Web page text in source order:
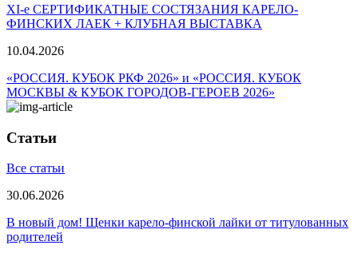
ХI-е СЕРТИФИКАТНЫЕ СОСТЯЗАНИЯ КАРЕЛО-
ФИНСКИХ ЛАЕК + КЛУБНАЯ ВЫСТАВКА
10.04.2026
«РОССИЯ. КУБОК РКФ 2026» и «РОССИЯ. КУБОК
МОСКВЫ & КУБОК ГОРОДОВ-ГЕРОЕВ 2026»
Статьи
Все статьи
30.06.2026
В новый дом! Щенки карело-финской лайки от титулованных
родителей